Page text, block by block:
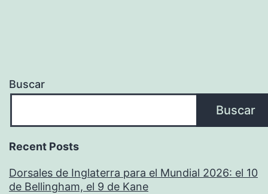
Buscar
Buscar
Recent Posts
Dorsales de Inglaterra para el Mundial 2026: el 10
de Bellingham, el 9 de Kane